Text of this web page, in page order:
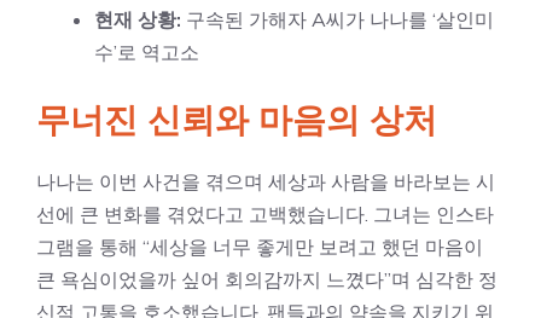
현재 상황: 구속된 가해자 A씨가 나나를 ‘살인미
수’로 역고소
무너진 신뢰와 마음의 상처
나나는 이번 사건을 겪으며 세상과 사람을 바라보는 시
선에 큰 변화를 겪었다고 고백했습니다. 그녀는 인스타
그램을 통해 “세상을 너무 좋게만 보려고 했던 마음이
큰 욕심이었을까 싶어 회의감까지 느꼈다”며 심각한 정
신적 고통을 호소했습니다. 팬들과의 약속을 지키기 위